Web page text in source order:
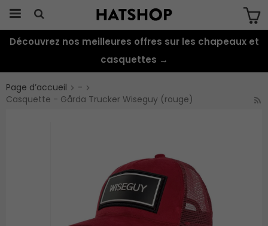
Découvrez nos meilleures offres sur les chapeaux et
casquettes →
Page d’accueil
-
Casquette - Gårda Trucker Wiseguy (rouge)